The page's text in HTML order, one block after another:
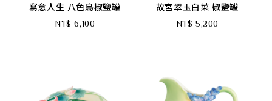
寫意人生 八色鳥椒鹽罐
NT$ 6,100
故宮翠玉白菜 椒鹽罐
NT$ 5,200